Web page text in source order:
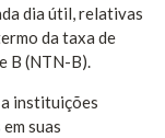
dia útil, relativas
da taxa de
B (NTN-B).
a instituições
suas